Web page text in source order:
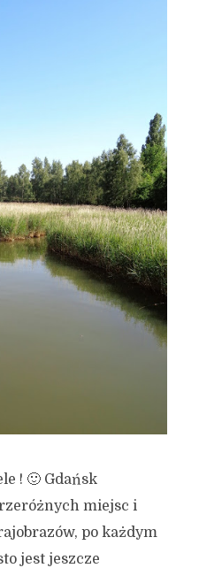
! 🙂 Gdańsk
miejsc i
po każdym
jest jeszcze